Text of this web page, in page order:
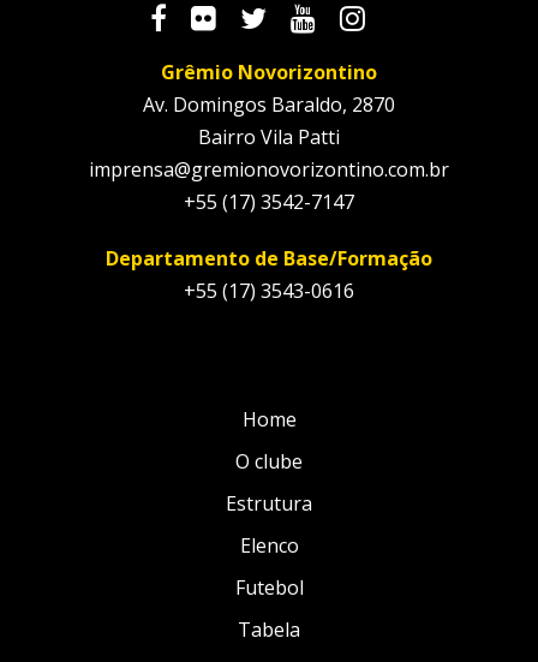
Grêmio Novorizontino
Av. Domingos Baraldo, 2870
Bairro Vila Patti
imprensa@gremionovorizontino.com.br
+55 (17) 3542-7147
Departamento de Base/Formação
+55 (17) 3543-0616
Home
O clube
Estrutura
Elenco
Futebol
Tabela